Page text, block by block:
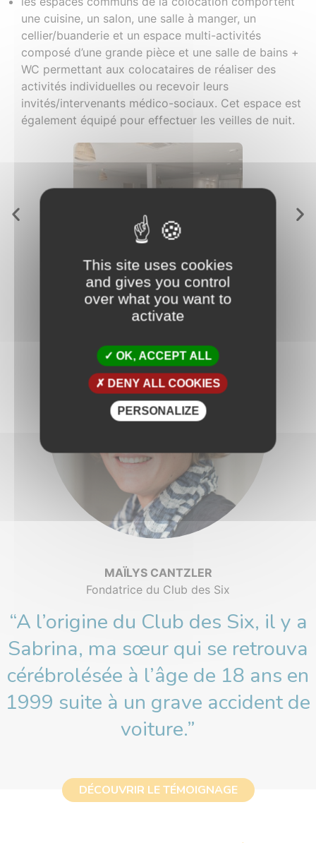
une cuisine, un salon, une salle à manger, un
cellier/buanderie et un espace multi-activités
composé d’une grande pièce et une salle de bains +
WC permettant aux colocataires de réaliser des
activités individuelles ou recevoir leurs
invités/intervenants médico-sociaux. Cet espace est
également équipé pour effectuer les veilles de nuit.
MAÏLYS CANTZLER
Fondatrice du Club des Six
“A l’origine du Club des Six, il y a
Sabrina, ma sœur qui se retrouva
cérébrolésée à l’âge de 18 ans en
1999 suite à un grave accident de
voiture.”
DÉCOUVRIR LE TÉMOIGNAGE
This site uses cookies
and gives you control
over what you want to
activate
OK, ACCEPT ALL
DENY ALL COOKIES
PERSONALIZE